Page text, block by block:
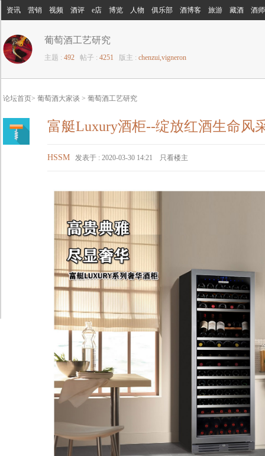
资讯 营销 视频 酒评 e店 博览 人物 俱乐部 酒博客 旅游 藏酒 酒师
葡萄酒工艺研究
主题 : 492 帖子 : 4251 版主 : chenzui,vigneron
论坛首页> 葡萄酒大家谈 > 葡萄酒工艺研究
富艇Luxury酒柜--绽放红酒生命风
HSSM 发表于 : 2020-03-30 14:21 只看楼主
字体
字号